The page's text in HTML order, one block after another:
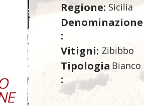
Regione: Sicilia
Denominazione
:
Vitigni: Zibibbo
Tipologia
:
Bianco